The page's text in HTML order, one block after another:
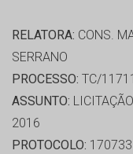
RELATORA: CONS.
SERRANO
PROCESSO: TC/
ASSUNTO:
2016
PROTOCOLO: